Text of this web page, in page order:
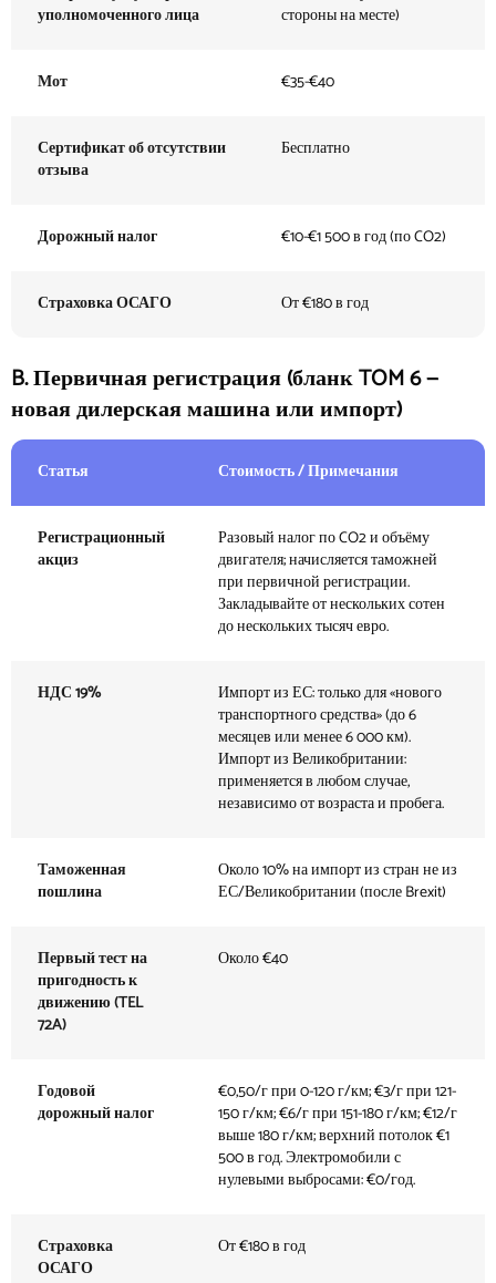
уполномоченного лица
стороны на месте)
Мот €35-€40
Сертификат об отсутствии
отзыва
Бесплатно
Дорожный налог €10-€1 500 в год (по CO2)
Страховка ОСАГО От €180 в год
B. Первичная регистрация (бланк TOM 6 —
новая дилерская машина или импорт)
Статья Стоимость / Примечания
Регистрационный
акциз
Разовый налог по CO2 и объёму
двигателя; начисляется таможней
при первичной регистрации.
Закладывайте от нескольких сотен
до нескольких тысяч евро.
НДС 19%
Импорт из ЕС: только для «нового
транспортного средства» (до 6
месяцев или менее 6 000 км).
Импорт из Великобритании:
применяется в любом случае,
независимо от возраста и пробега.
Таможенная
пошлина
Около 10% на импорт из стран не из
ЕС/Великобритании (после Brexit)
Первый тест на
пригодность к
движению (TEL
72A)
Около €40
Годовой
дорожный налог
€0,50/г при 0-120 г/км; €3/г при 121-
150 г/км; €6/г при 151-180 г/км; €12/г
выше 180 г/км; верхний потолок €1
500 в год. Электромобили с
нулевыми выбросами: €0/год.
Страховка
ОСАГО
От €180 в год